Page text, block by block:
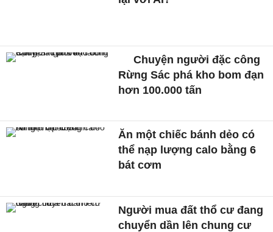
Chuyện người đặc công
Rừng Sác phá kho bom đạn
hơn 100.000 tấn
Ăn một chiếc bánh dẻo có
thể nạp lượng calo bằng 6
bát cơm
Người mua đất thổ cư đang
chuyển dần lên chung cư